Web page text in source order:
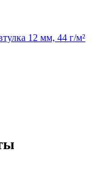
12 мм, 44 г/м²